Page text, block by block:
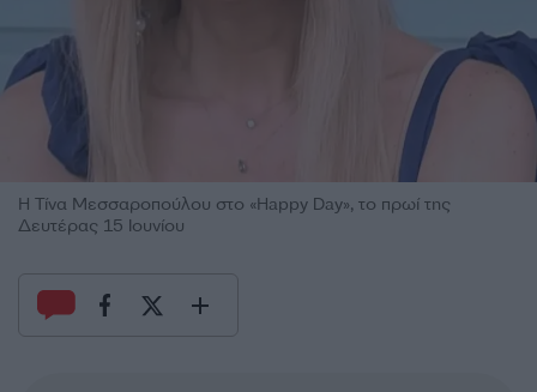
Η Τίνα Μεσσαροπούλου στο «Happy Day», το πρωί της
Δευτέρας 15 Ιουνίου